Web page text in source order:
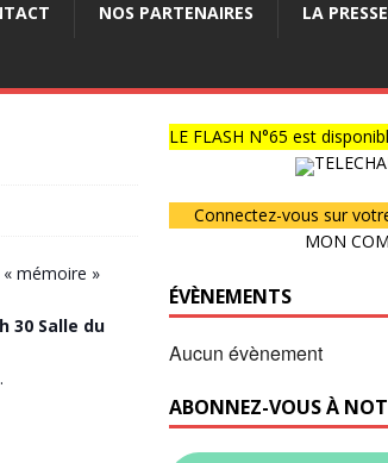
NOS PARTENAIRES LA
« mémoire »
30 Salle du
LE FLASH N°65 est
Connectez-vous sur
MON
ÉVÈNEMENTS
Aucun évènement
ABONNEZ-VOUS À